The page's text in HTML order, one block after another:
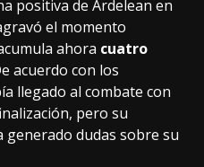
positiva de Ardelean en
el momento
ahora cuatro
acuerdo con los
llegado al combate con
pero su
dudas sobre su